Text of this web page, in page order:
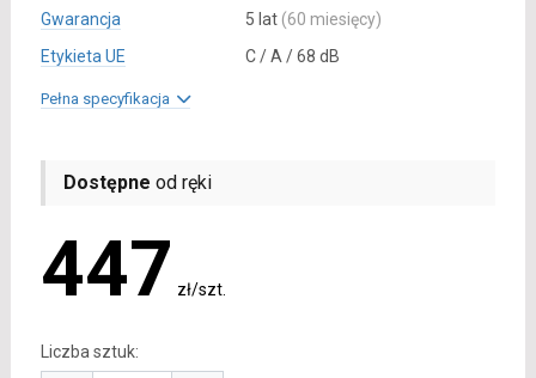
Gwarancja
5 lat (60 miesięcy)
Etykieta UE
C / A / 68 dB
Pełna specyfikacja
Dostępne od ręki
447 zł/szt.
Liczba sztuk: